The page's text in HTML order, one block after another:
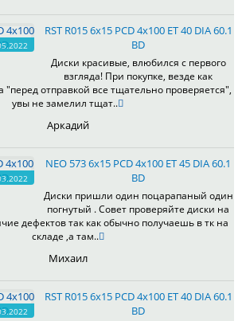
RST R015 6x15 PCD 4x100 ET 40 DIA 60.1
BD
Диски красивые, влюбился с первого
взгляда! При покупке, везде как
"перед отправкой все тщательно проверяется",
увы не замелил тщат..
Аркадий
NEO 573 6x15 PCD 4x100 ET 45 DIA 60.1
BD
Диски пришли один поцарапаный один
погнутый . Совет проверяйте диски на
дефектов так как обычно получаешь в тк на
складе ,а там..
Михаил
RST R015 6x15 PCD 4x100 ET 40 DIA 60.1
BD